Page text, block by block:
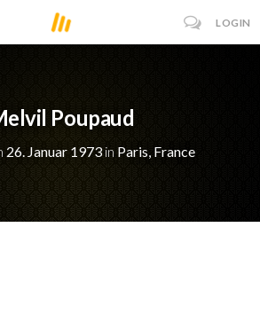
LOGIN
Poupaud
26. Januar 1973in Paris, France